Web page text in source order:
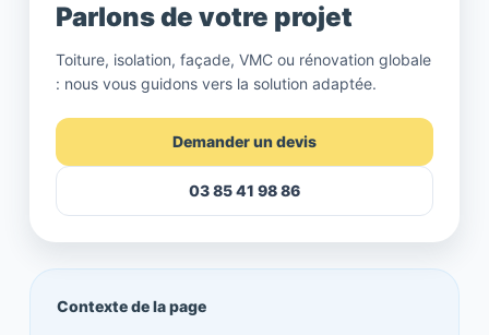
Parlons de votre projet
Toiture, isolation, façade, VMC ou rénovation globale
: nous vous guidons vers la solution adaptée.
Demander un devis
03 85 41 98 86
Contexte de la page